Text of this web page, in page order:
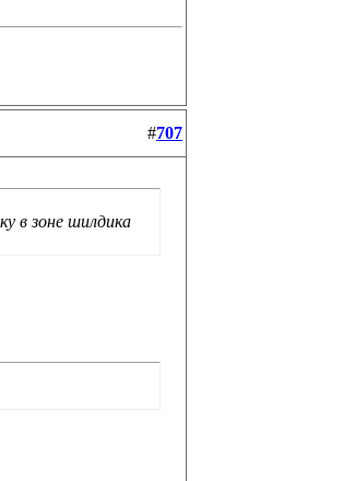
#707
в зоне шилдика